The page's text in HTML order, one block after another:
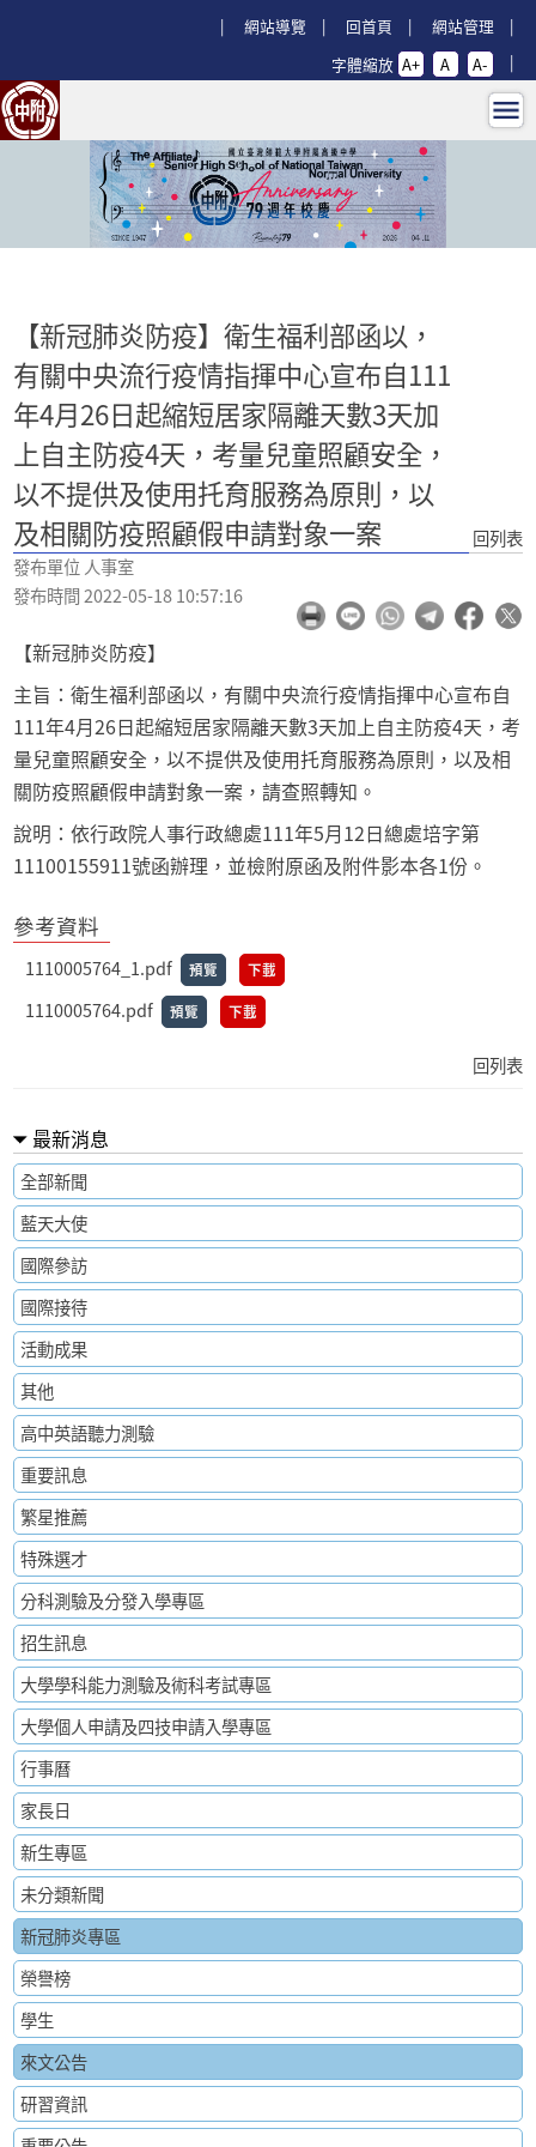
網站導覽
回首頁
網站管理
字體縮放 A+ A A-
【新冠肺炎防疫】衛生福利部函以
:::
【新冠肺炎防疫】衛生福利部函以，
有關中央流行疫情指揮中心宣布自111
年4月26日起縮短居家隔離天數3天加
上自主防疫4天，考量兒童照顧安全，
以不提供及使用托育服務為原則，以
及相關防疫照顧假申請對象一案
發布單位 人事室
發布時間 2022-05-18 10:57:16
回列表
【新冠肺炎防疫】
主旨：衛生福利部函以，有關中央流行疫情指揮中心宣布自
111年4月26日起縮短居家隔離天數3天加上自主防疫4天，考
量兒童照顧安全，以不提供及使用托育服務為原則，以及相
關防疫照顧假申請對象一案，請查照轉知。
說明：依行政院人事行政總處111年5月12日總處培字第
11100155911號函辦理，並檢附原函及附件影本各1份。
參考資料
1110005764_1.pdf 預覽 下載
1110005764.pdf 預覽 下載
回列表
最新消息
全部新聞
藍天大使
國際參訪
國際接待
活動成果
其他
高中英語聽力測驗
重要訊息
繁星推薦
特殊選才
分科測驗及分發入學專區
招生訊息
大學學科能力測驗及術科考試專區
大學個人申請及四技申請入學專區
行事曆
家長日
新生專區
未分類新聞
新冠肺炎專區
榮譽榜
學生
來文公告
研習資訊